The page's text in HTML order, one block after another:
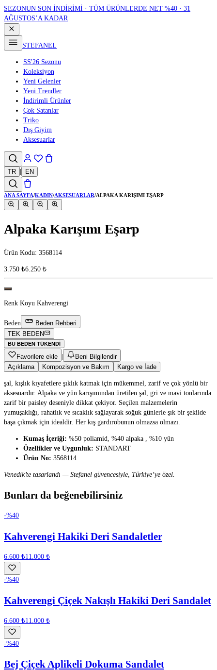
SEZONUN SON İNDİRİMİ · TÜM ÜRÜNLERDE NET %40 · 31
AĞUSTOS’A KADAR
STEFANEL
SS'26 Sezonu
Koleksiyon
Yeni Gelenler
Yeni Trendler
İndirimli Ürünler
Çok Satanlar
Triko
Dış Giyim
Aksesuarlar
TR EN
ANA SAYFA/KADIN/AKSESUARLAR/ALPAKA KARIŞIMI EŞARP
Alpaka Karışımı Eşarp
Ürün Kodu: 3568114
3.750 ₺6.250 ₺
Renk Koyu Kahverengi
Beden
Beden Rehberi
TEK BEDEN
BU BEDEN TÜKENDI
Favorilere ekle |
Beni Bilgilendir
Açıklama
Kompozisyon ve Bakım Kargo ve İade
şal, kışlık kıyafetlere şıklık katmak için mükemmel, zarif ve çok yönlü bir
aksesuardır. Alpaka ve yün karışımından üretilen şal, gri ve mavi tonlarında
zarif bir paisley deseniyle dikkat çekiyor. Seçilen malzemelerin
yumuşaklığı, rahatlık ve sıcaklık sağlayarak soğuk günlerle şık bir şekilde
başa çıkmak için idealdir. Her kış gardırobunun olmazsa olmazı.
Kumaş İçeriği: %50 poliamid, %40 alpaka , %10 yün
Özellikler ve Uygunluk: STANDART
Ürün No: 3568114
Venedik’te tasarlandı — Stefanel güvencesiyle, Türkiye’ye özel.
Bunları da beğenebilirsiniz
-%40
Kahverengi Hakiki Deri Sandaletler
6.600 ₺11.000 ₺
-%40
Kahverengi Çiçek Nakışlı Hakiki Deri Sandalet
6.600 ₺11.000 ₺
-%40
Bej Çiçek Aplikeli Dokuma Sandalet